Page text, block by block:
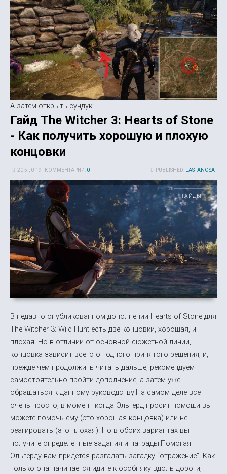
А затем открыть сундук:
Гайд The Witcher 3: Hearts of Stone
- Как получить хорошую и плохую
концовки
PUBLISHED: LASTANOSA
20 5-, 0-19 КОММЕНТАРИИ: 0
ГАЙДЫ
В недавно опубликованном дополнении Hearts of Stone для
The Witcher 3: Wild Hunt есть две концовки, хорошая, и
плохая. Но в отличии от основной сюжетной линии,
концовка зависит всего от одного принятого решения, и,
прежде чем продолжить читать дальше, рекомендуем
самостоятельно пройти дополнение, а затем уже
обращаться к данному руководству.На самом деле все
очень просто, в момент когда Ольгерд просит помощи вы
можете помочь ему (это хорошая концовка) или не
реагировать (это плохая). Но в обоих вариантах вы
получите определенные задания и награды.Помогая
Ольгерду вам придется разгадать загадку “отражение”. Как
только она начинается идите к особняку вдоль дороги,